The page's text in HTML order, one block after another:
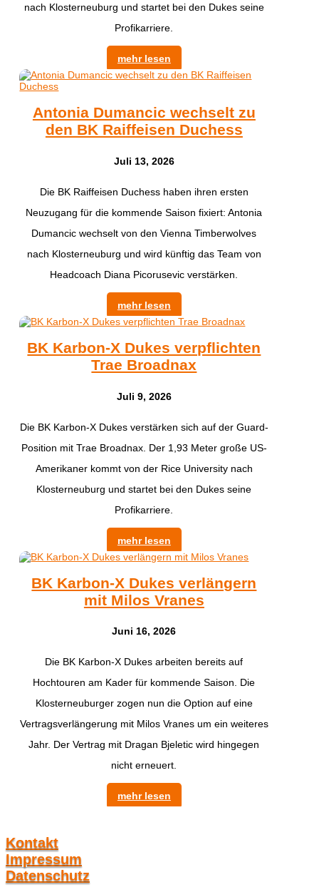
nach Klosterneuburg und startet bei den Dukes seine
Profikarriere.
mehr lesen
Antonia Dumancic wechselt zu
den BK Raiffeisen Duchess
Juli 13, 2026
Die BK Raiffeisen Duchess haben ihren ersten
Neuzugang für die kommende Saison fixiert: Antonia
Dumancic wechselt von den Vienna Timberwolves
nach Klosterneuburg und wird künftig das Team von
Headcoach Diana Picorusevic verstärken.
mehr lesen
BK Karbon-X Dukes verpflichten
Trae Broadnax
Juli 9, 2026
Die BK Karbon-X Dukes verstärken sich auf der Guard-
Position mit Trae Broadnax. Der 1,93 Meter große US-
Amerikaner kommt von der Rice University nach
Klosterneuburg und startet bei den Dukes seine
Profikarriere.
mehr lesen
BK Karbon-X Dukes verlängern
mit Milos Vranes
Juni 16, 2026
Die BK Karbon-X Dukes arbeiten bereits auf
Hochtouren am Kader für kommende Saison. Die
Klosterneuburger zogen nun die Option auf eine
Vertragsverlängerung mit Milos Vranes um ein weiteres
Jahr. Der Vertrag mit Dragan Bjeletic wird hingegen
nicht erneuert.
mehr lesen
Kontakt
Impressum
Datenschutz